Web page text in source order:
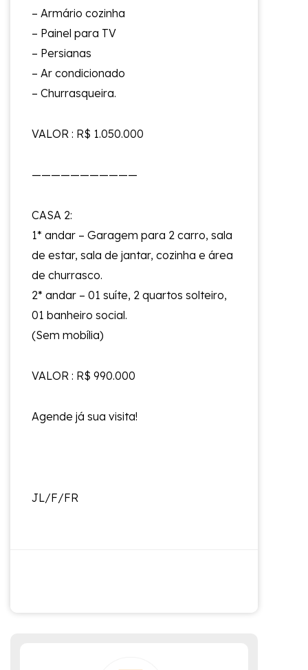
– ⁠Armário cozinha
– ⁠Painel para TV
– ⁠Persianas
– ⁠Ar condicionado
– ⁠Churrasqueira.
VALOR : R$ 1.050.000
———————————
CASA 2:
1* andar – Garagem para 2 carro, sala
de estar, sala de jantar, cozinha e área
de churrasco.
2* andar – 01 suíte, 2 quartos solteiro,
01 banheiro social.
(Sem mobília)
VALOR : R$ 990.000
Agende já sua visita!
JL/F/FR